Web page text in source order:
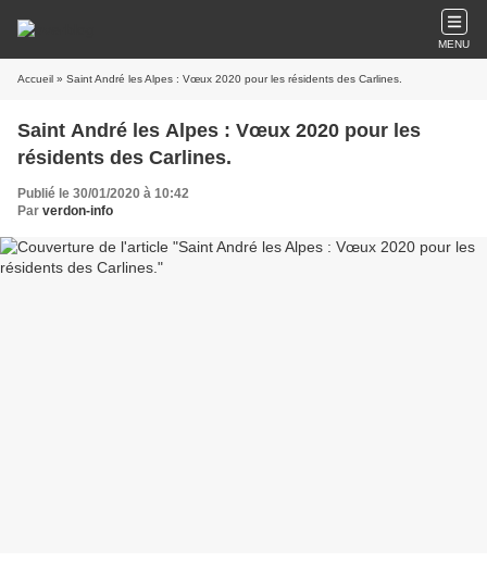
MENU
Accueil » Saint André les Alpes : Vœux 2020 pour les résidents des Carlines.
Saint André les Alpes : Vœux 2020 pour les
résidents des Carlines.
Publié le 30/01/2020 à 10:42
Par verdon-info